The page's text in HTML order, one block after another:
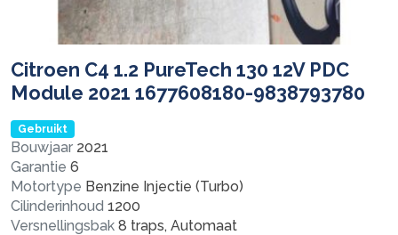
Citroen C4 1.2 PureTech 130 12V PDC
Module 2021 1677608180-9838793780
Gebruikt
Bouwjaar 2021
Garantie 6
Motortype Benzine Injectie (Turbo)
Cilinderinhoud 1200
Versnellingsbak 8 traps, Automaat